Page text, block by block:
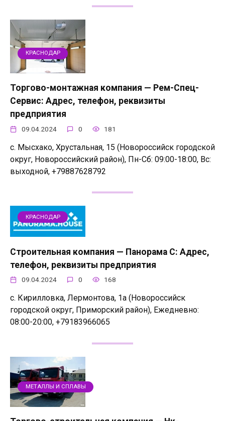
КРАСНОДАР
Торгово-монтажная компания — Рем-Спец-
Сервис: Адрес, телефон, реквизиты
предприятия
09.04.2024 0 181
с. Мысхако, Хрустальная, 15 (Новороссийск городской
округ, Новороссийский район), Пн-Сб: 09:00-18:00, Вс:
выходной, +79887628792
КРАСНОДАР
Строительная компания — Панорама С: Адрес,
телефон, реквизиты предприятия
09.04.2024 0 168
с. Кирилловка, Лермонтова, 1а (Новороссийск
городской округ, Приморский район), Ежедневно:
08:00-20:00, +79183966065
МЕТАЛЛЫ И СПЛАВЫ